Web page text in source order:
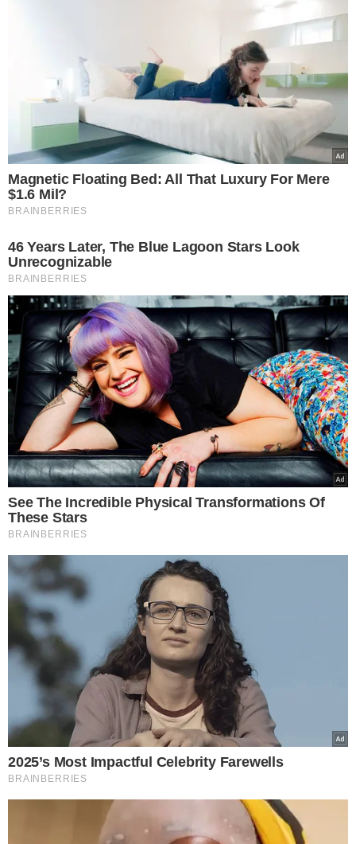
O diagnóstico precoce do bruxismo é essencial para
, especialmente no caso
noturno, mais difícil de detectar por ocorrer durante o
sono. Muitos só percebem o problema após relatos de
parceiros ou diante de sintomas persistentes.
Entre os sinais estão dor facial, sensibilidade nos dentes,
estalos na mandíbula, cansaço muscular no rosto ou
pescoço e até insônia.
COMO O BRUXISMO É
DIAGNOSTICADO?
Odiagnóstico do bruxismo é feito por um dentista,
Identificar corretamente o tipo e a causa do distúrbio —
que pode envolver fatores emocionais, distúrbios do
sono, uso de certos medicamentos ou má oclusão
adequado.
As opções incluem o uso de placas de mordida
personalizadas, técnicas de relaxamento, fisioterapia,
psicoterapia, ajustes na mordida e, em alguns casos,
medicamentos. O bruxismo pode afetar pessoas de
todas as idades, inclusive crianças, mas é mais comum
em adultos.